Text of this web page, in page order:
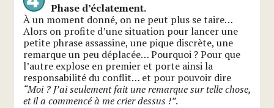
Phase d’éclatement.
À un moment donné, on ne peut plus se taire…
Alors on profite d’une situation pour lancer une
petite phrase assassine, une pique discrète, une
remarque un peu déplacée… Pourquoi ? Pour que
l’autre explose en premier et porte ainsi la
responsabilité du conflit… et pour pouvoir dire
“Moi ? J’ai seulement fait une remarque sur telle chose,
et il a commencé à me crier dessus !”.